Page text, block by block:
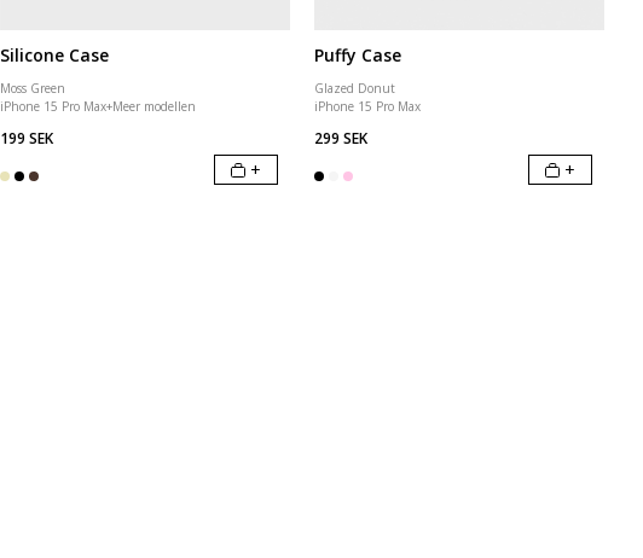
Silicone Case
Moss Green
iPhone 15 Pro Max+Meer modellen
199 SEK
+
Puffy Case
Glazed Donut
iPhone 15 Pro Max
299 SEK
+